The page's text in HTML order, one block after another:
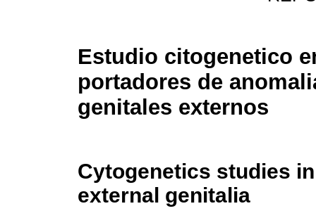
Estudio citogenetico
portadores de
genitales externos
Cytogenetics studies
external genitalia